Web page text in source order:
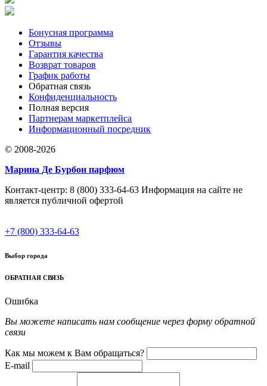
Бонусная программа
Отзывы
Гарантия качества
Возврат товаров
График работы
Обратная связь
Конфиденциальность
Полная версия
Партнерам маркетплейса
Информационный посредник
© 2008-2026
Марина Де Бурбон парфюм
Контакт-центр: 8 (800) 333-64-63 Информация на сайте не
является публичной офертой
+7 (800) 333-64-63
Выбор города
ОБРАТНАЯ СВЯЗЬ
Ошибка
Вы можете написать нам сообщение через форму обратной
связи
Как мы можем к Вам обращаться?
E-mail